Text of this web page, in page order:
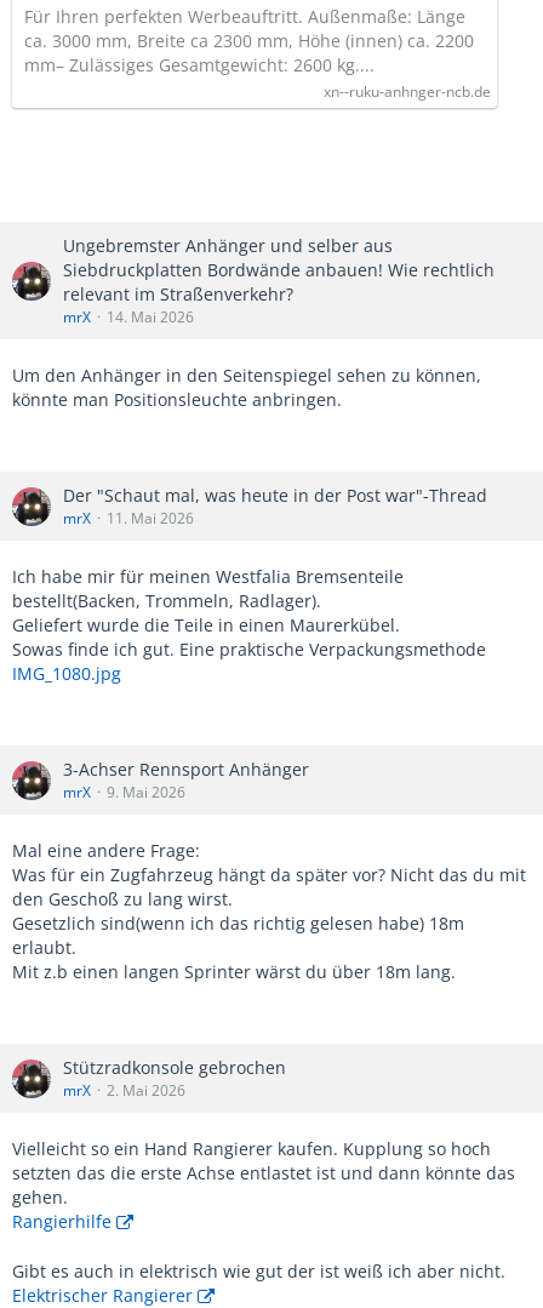
Für Ihren perfekten Werbeauftritt. Außenmaße: Länge
ca. 3000 mm, Breite ca 2300 mm, Höhe (innen) ca. 2200
mm– Zulässiges Gesamtgewicht: 2600 kg....
xn--ruku-anhnger-ncb.de
Ungebremster Anhänger und selber aus
Siebdruckplatten Bordwände anbauen! Wie rechtlich
relevant im Straßenverkehr?
mrX 14. Mai 2026
Um den Anhänger in den Seitenspiegel sehen zu können,
könnte man Positionsleuchte anbringen.
Der "Schaut mal, was heute in der Post war"-Thread
mrX 11. Mai 2026
Ich habe mir für meinen Westfalia Bremsenteile
bestellt(Backen, Trommeln, Radlager).
Geliefert wurde die Teile in einen Maurerkübel.
Sowas finde ich gut. Eine praktische Verpackungsmethode
IMG_1080.jpg
3-Achser Rennsport Anhänger
mrX 9. Mai 2026
Mal eine andere Frage:
Was für ein Zugfahrzeug hängt da später vor? Nicht das du mit
den Geschoß zu lang wirst.
Gesetzlich sind(wenn ich das richtig gelesen habe) 18m
erlaubt.
Mit z.b einen langen Sprinter wärst du über 18m lang.
Stützradkonsole gebrochen
mrX 2. Mai 2026
Vielleicht so ein Hand Rangierer kaufen. Kupplung so hoch
setzten das die erste Achse entlastet ist und dann könnte das
gehen.
Rangierhilfe
Gibt es auch in elektrisch wie gut der ist weiß ich aber nicht.
Elektrischer Rangierer